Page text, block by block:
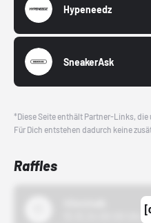
Hypeneedz
SneakerAsk
*Diese Seite enthält Partner-Links,
Für Dich entstehen dadurch keine
Raffles